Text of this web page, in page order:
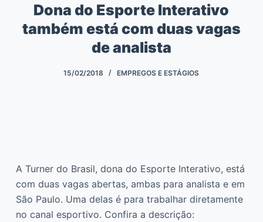
Dona do Esporte Interativo
também está com duas vagas
de analista
15/02/2018 EMPREGOS E ESTÁGIOS
A Turner do Brasil, dona do Esporte Interativo, está
com duas vagas abertas, ambas para analista e em
São Paulo. Uma delas é para trabalhar diretamente
no canal esportivo. Confira a descrição: